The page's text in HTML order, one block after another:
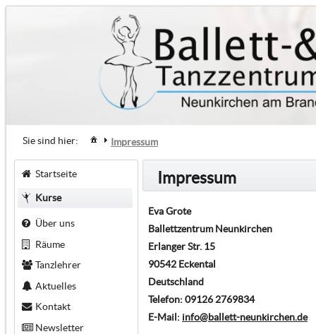
Sie sind hier: Impressum
Startseite
Kurse
Über uns
Räume
Tanzlehrer
Aktuelles
Kontakt
Newsletter
Impressum
Eva Grote
Ballettzentrum Neunkirchen
Erlanger Str. 15
90542 Eckental
Deutschland
Telefon: 09126 2769834
E-Mail: info@ballett-neunkirchen.de